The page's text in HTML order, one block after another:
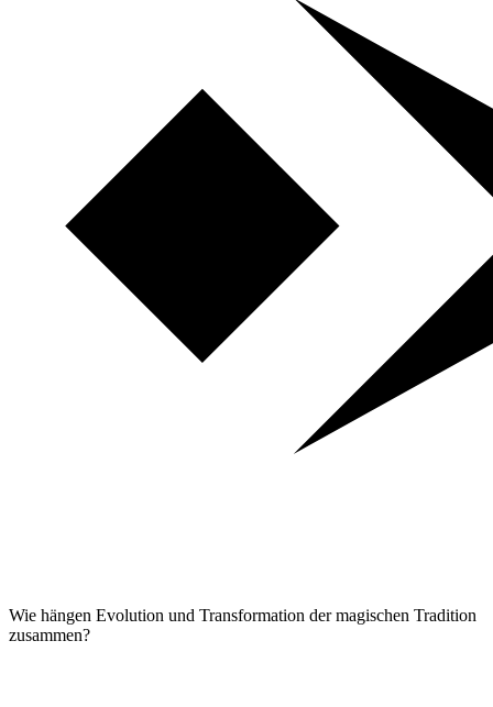
Wie hängen Evolution und Transformation der magischen Tradition
zusammen?